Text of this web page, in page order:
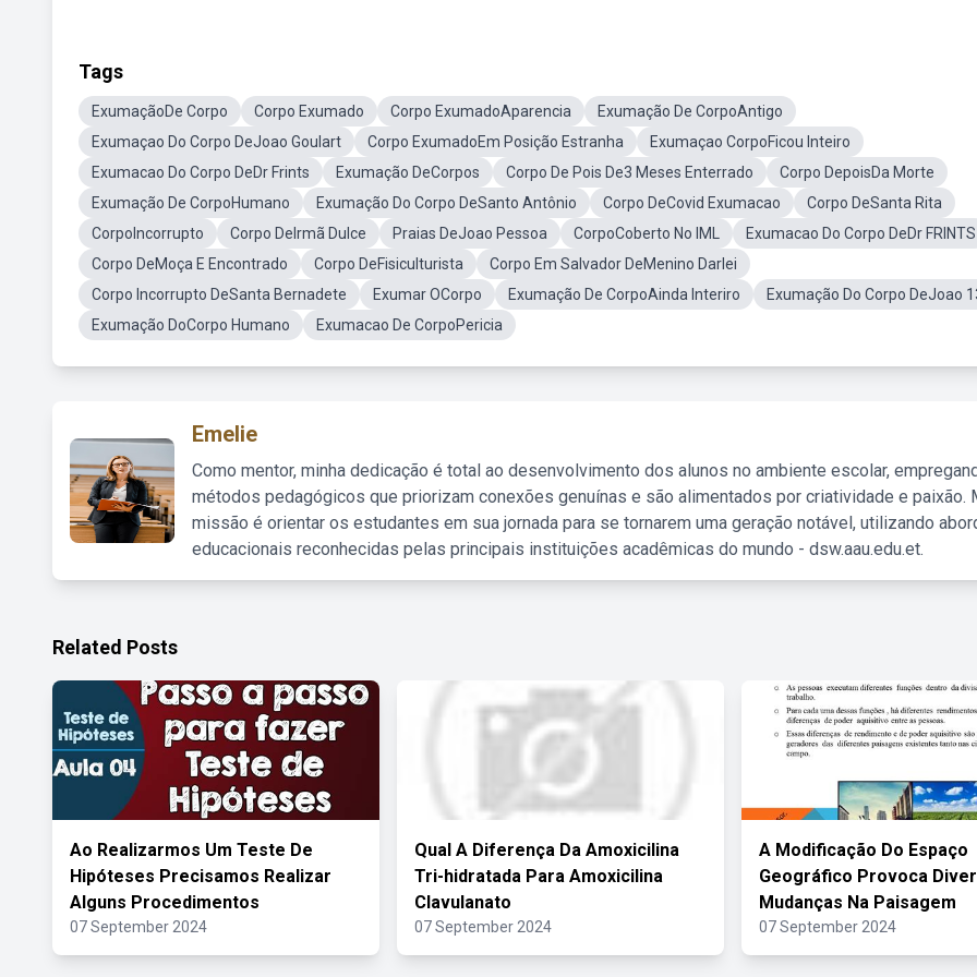
Tags
ExumaçãoDe Corpo Corpo Exumado Corpo ExumadoAparencia
Exumação De CorpoAntigo
Exumaçao Do Corpo DeJoao Goulart
Corpo ExumadoEm Posição Estranha
Exumaçao CorpoFicou Inteiro
Exumacao Do Corpo DeDr Frints
Exumação DeCorpos Corpo De Pois De3 Meses Enterrado
Corpo DepoisDa Morte
Exumação De CorpoHumano
Exumação Do Corpo DeSanto Antônio Corpo DeCovid Exumacao
Corpo DeSanta Rita
CorpoIncorrupto
Corpo DeIrmã Dulce Praias DeJoao Pessoa CorpoCoberto No IML
Exumacao Do Corpo DeDr FRINTS
Corpo DeMoça E Encontrado
Corpo DeFisiculturista
Corpo Em Salvador DeMenino Darlei
Corpo Incorrupto DeSanta Bernadete
Exumar OCorpo Exumação De CorpoAinda Interiro
Exumação Do Corpo DeJoao
Exumação DoCorpo Humano
Exumacao De CorpoPericia
Emelie
Como mentor, minha dedicação é total ao desenvolvimento dos alunos no ambiente escolar,
métodos pedagógicos que priorizam conexões genuínas e são alimentados por criatividade e paixão.
missão é orientar os estudantes em sua jornada para se tornarem uma geração notável, utilizando
educacionais reconhecidas pelas principais instituições acadêmicas do mundo - dsw.aau.edu.et.
Related Posts
Ao Realizarmos Um Teste De
Hipóteses Precisamos Realizar
Alguns Procedimentos
07 September 2024
Qual A Diferença Da Amoxicilina
Tri-hidratada Para Amoxicilina
Clavulanato
07 September 2024
A Modificação Do Espaço
Geográfico Provoca
Mudanças Na Paisagem
07 September 2024